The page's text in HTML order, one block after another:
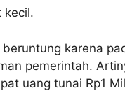
kecil.
karena
pemerintah.
uang tunai Rp1